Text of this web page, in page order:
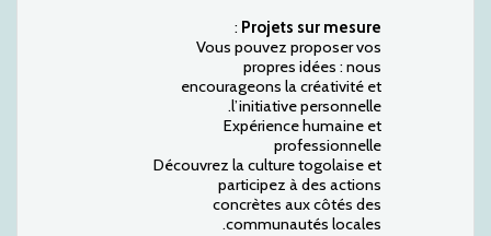
Projets sur mesure
:
Vous pouvez proposer vos
propres idées : nous
encourageons la créativité et
l’initiative personnelle.
Expérience humaine et
professionnelle
Découvrez la culture togolaise et
participez à des actions
concrètes aux côtés des
communautés locales.